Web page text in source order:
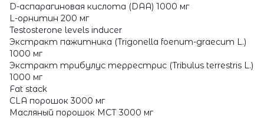
D-аспарагиновая кислота (DAA) 1000 мг
L-орнитин 200 мг
Testosterone levels inducer
Экстракт пажитника (Trigonella foenum-graecum L.)
1000 мг
Экстракт трибулус террестрис (Tribulus terrestris L.)
1000 мг
Fat stack
CLA порошок 3000 мг
Масляный порошок МСТ 3000 мг